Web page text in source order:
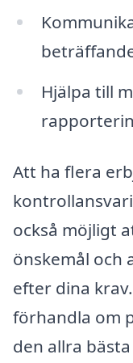
Hjälpa till
Att ha flera
också möjligt
önskemål och
efter dina
förhandla om
den allra